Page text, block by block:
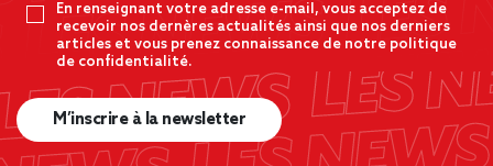
En renseignant votre adresse e-mail, vous acceptez de
recevoir nos dernères actualités ainsi que nos derniers
articles et vous prenez connaissance de notre politique
de confidentialité.
M’inscrire à la newsletter